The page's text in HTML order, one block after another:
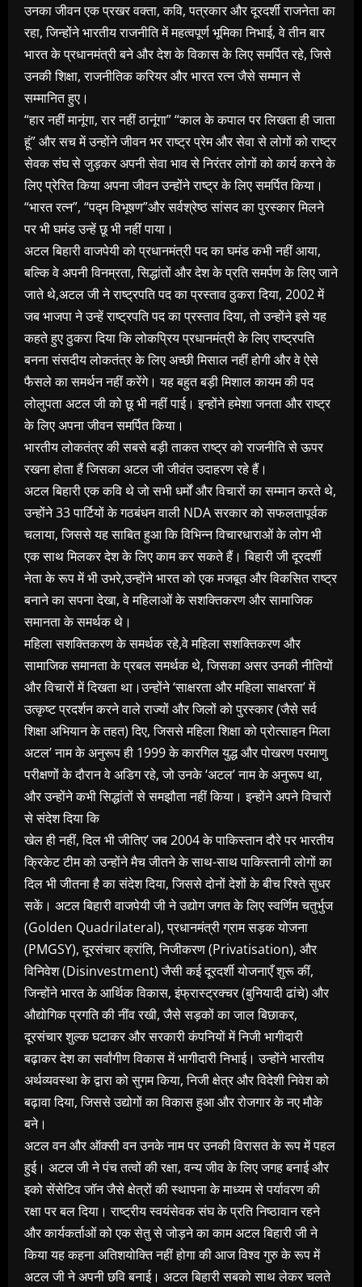
उनका जीवन एक प्रखर वक्ता, कवि, पत्रकार और दूरदर्शी राजनेता का
रहा, जिन्होंने भारतीय राजनीति में महत्वपूर्ण भूमिका निभाई, वे तीन बार
भारत के प्रधानमंत्री बने और देश के विकास के लिए समर्पित रहे, जिसे
उनकी शिक्षा, राजनीतिक करियर और भारत रत्न जैसे सम्मान से
सम्मानित हुए।
“हार नहीं मानूंगा, रार नहीं ठानूंगा” “काल के कपाल पर लिखता ही जाता
हूं” और सच में उन्होंने जीवन भर राष्ट्र प्रेम और सेवा से लोगों को राष्ट्र
सेवक संघ से जुड़कर अपनी सेवा भाव से निरंतर लोगों को कार्य करने के
लिए प्रेरित किया अपना जीवन उन्होंने राष्ट्र के लिए समर्पित किया।
“भारत रत्न”, “पद्म विभूषण”और सर्वश्रेष्ठ सांसद का पुरस्कार मिलने
पर भी घमंड उन्हें छू भी नहीं पाया।
अटल बिहारी वाजपेयी को प्रधानमंत्री पद का घमंड कभी नहीं आया,
बल्कि वे अपनी विनम्रता, सिद्धांतों और देश के प्रति समर्पण के लिए जाने
जाते थे,अटल जी ने राष्ट्रपति पद का प्रस्ताव ठुकरा दिया, 2002 में
जब भाजपा ने उन्हें राष्ट्रपति पद का प्रस्ताव दिया, तो उन्होंने इसे यह
कहते हुए ठुकरा दिया कि लोकप्रिय प्रधानमंत्री के लिए राष्ट्रपति
बनना संसदीय लोकतंत्र के लिए अच्छी मिसाल नहीं होगी और वे ऐसे
फैसले का समर्थन नहीं करेंगे। यह बहुत बड़ी मिशाल कायम की पद
लोलुपता अटल जी को छू भी नहीं पाई। इन्होंने हमेशा जनता और राष्ट्र
के लिए अपना जीवन समर्पित किया।
भारतीय लोकतंत्र की सबसे बड़ी ताकत राष्ट्र को राजनीति से ऊपर
रखना होता हैं जिसका अटल जी जीवंत उदाहरण रहे हैं।
अटल बिहारी एक कवि थे जो सभी धर्मों और विचारों का सम्मान करते थे,
उन्होंने 33 पार्टियों के गठबंधन वाली NDA सरकार को सफलतापूर्वक
चलाया, जिससे यह साबित हुआ कि विभिन्न विचारधाराओं के लोग भी
एक साथ मिलकर देश के लिए काम कर सकते हैं। बिहारी जी दूरदर्शी
नेता के रूप में भी उभरे,उन्होंने भारत को एक मजबूत और विकसित राष्ट्र
बनाने का सपना देखा, वे महिलाओं के सशक्तिकरण और सामाजिक
समानता के समर्थक थे।
महिला सशक्तिकरण के समर्थक रहे,वे महिला सशक्तिकरण और
सामाजिक समानता के प्रबल समर्थक थे, जिसका असर उनकी नीतियों
और विचारों में दिखता था।उन्होंने ‘साक्षरता और महिला साक्षरता’ में
उत्कृष्ट प्रदर्शन करने वाले राज्यों और जिलों को पुरस्कार (जैसे सर्व
शिक्षा अभियान के तहत) दिए, जिससे महिला शिक्षा को प्रोत्साहन मिला
अटल’ नाम के अनुरूप ही 1999 के कारगिल युद्ध और पोखरण परमाणु
परीक्षणों के दौरान वे अडिग रहे, जो उनके ‘अटल’ नाम के अनुरूप था,
और उन्होंने कभी सिद्धांतों से समझौता नहीं किया। इन्होंने अपने विचारों
से संदेश दिया कि
खेल ही नहीं, दिल भी जीतिए’ जब 2004 के पाकिस्तान दौरे पर भारतीय
क्रिकेट टीम को उन्होंने मैच जीतने के साथ-साथ पाकिस्तानी लोगों का
दिल भी जीतना है का संदेश दिया, जिससे दोनों देशों के बीच रिश्ते सुधर
सकें। अटल बिहारी वाजपेयी जी ने उद्योग जगत के लिए स्वर्णिम चतुर्भुज
(Golden Quadrilateral), प्रधानमंत्री ग्राम सड़क योजना
(PMGSY), दूरसंचार क्रांति, निजीकरण (Privatisation), और
विनिवेश (Disinvestment) जैसी कई दूरदर्शी योजनाएँ शुरू कीं,
जिन्होंने भारत के आर्थिक विकास, इंफ्रास्ट्रक्चर (बुनियादी ढांचे) और
औद्योगिक प्रगति की नींव रखी, जैसे सड़कों का जाल बिछाकर,
दूरसंचार शुल्क घटाकर और सरकारी कंपनियों में निजी भागीदारी
बढ़ाकर देश का सर्वांगीण विकास में भागीदारी निभाई। उन्होंने भारतीय
अर्थव्यवस्था के द्वारा को सुगम किया, निजी क्षेत्र और विदेशी निवेश को
बढ़ावा दिया, जिससे उद्योगों का विकास हुआ और रोजगार के नए मौके
बने।
अटल वन और ऑक्सी वन उनके नाम पर उनकी विरासत के रूप में पहल
हुई। अटल जी ने पंच तत्वों की रक्षा, वन्य जीव के लिए जगह बनाई और
इको सेंसेटिव जॉन जैसे क्षेत्रों की स्थापना के माध्यम से पर्यावरण की
रक्षा पर बल दिया। राष्ट्रीय स्वयंसेवक संघ के प्रति निष्ठावान रहने
और कार्यकर्ताओं को एक सेतु से जोड़ने का काम अटल बिहारी जी ने
किया यह कहना अतिशयोक्ति नहीं होगा की आज विश्व गुरु के रूप में
अटल जी ने अपनी छवि बनाई। अटल बिहारी सबको साथ लेकर चलते